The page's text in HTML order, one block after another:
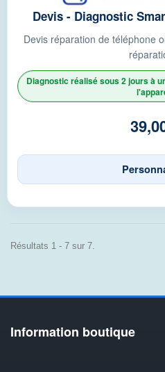
Devis - Diagnostic
Devis réparation de téléphone
Diagnostic réalisé sous 2 jours à
Résultats 1 - 7 sur 7.
Information boutique